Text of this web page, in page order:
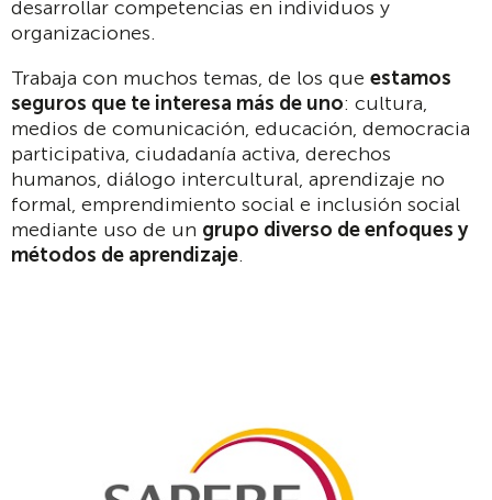
desarrollar competencias en individuos y
organizaciones.
Trabaja con muchos temas, de los que estamos
seguros que te interesa más de uno: cultura,
medios de comunicación, educación, democracia
participativa, ciudadanía activa, derechos
humanos, diálogo intercultural, aprendizaje no
formal, emprendimiento social e inclusión social
mediante uso de un grupo diverso de enfoques y
métodos de aprendizaje.